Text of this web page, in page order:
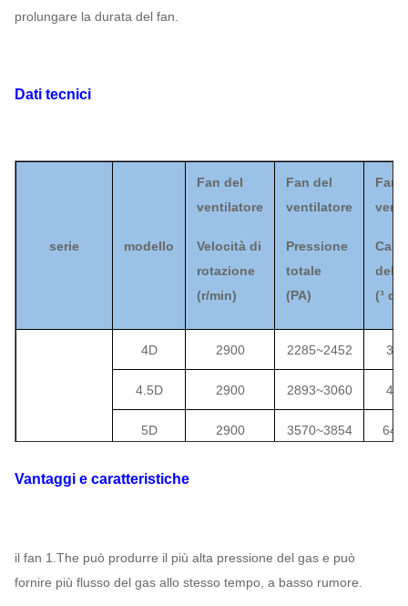
prolungare la durata del fan.
Dati tecnici
serie modello
Fan del
ventilatore
Velocità di
rotazione
(r/min)
Fan del
ventilatore
Pressione
totale
(PA)
Fan
(³ di
9-12
Fan del
4D 2900 2285~2452
4.5D 2900 2893~3060
5D 2900 3570~3854
5.6D
1804 1942
8D 1450 2285 ~2462
Vantaggi e caratteristiche
il fan 1.The può produrre il più alta pressione del gas e può
fornire più flusso del gas allo stesso tempo, a basso rumore.